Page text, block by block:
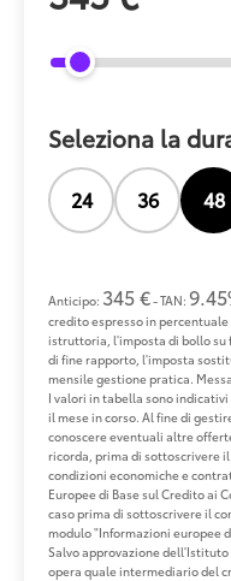
Seleziona la
24 36 48
Anticipo: 345 €- TAN:
credito espresso in
istruttoria, l'imposta di bollo su
di fine rapporto, l'imposta
mensile gestione pratica.
I valori in tabella sono
il mese in corso. Al fine di
conoscere eventuali altre
ricorda, prima di sottoscrivere
condizioni economiche e
Europee di Base sul Credito ai
caso prima di sottoscrivere il
modulo "Informazioni europee
Salvo approvazione dell'Istituto
opera quale intermediario del